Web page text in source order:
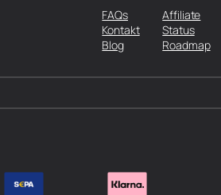
FAQs
Kontakt
Blog
Affiliate
Status
Roadmap